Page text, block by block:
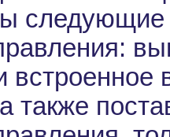
следующие
встроенное
также